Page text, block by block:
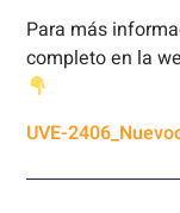
Para más
completo en la
UVE-